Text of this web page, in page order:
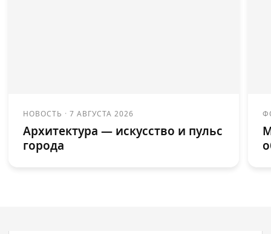
НОВОСТЬ ·7 АВГУСТА 2026
Архитектура — искусство и пульс
города